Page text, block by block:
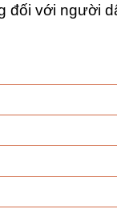
đối với người